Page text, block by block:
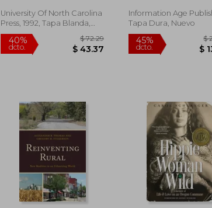
University Of North Carolina
Press, 1992, Tapa Blanda,
Nuevo
40%
Information Age
Tapa Dura, Nuevo
45%